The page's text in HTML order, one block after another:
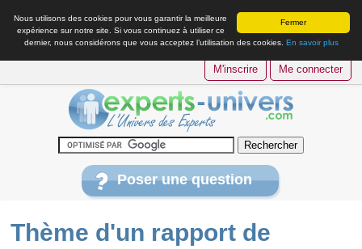
Fermer
Nous utilisons des cookies pour vous garantir la meilleure
expérience sur notre site. Si vous continuez à utiliser ce
dernier, nous considérons que vous acceptez l’utilisation des cookies. En savoir plus
M'inscrire Me connecter
Poser une question
Thème d'un rapport de